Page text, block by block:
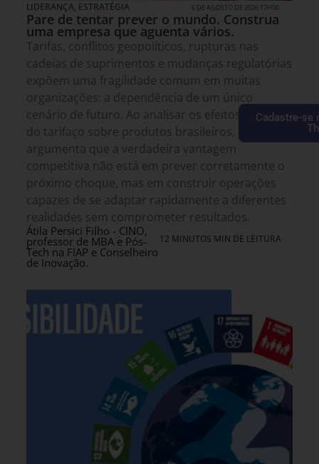
LIDERANÇA, ESTRATÉGIA 6 DE AGOSTO DE 2026 17H00
Pare de tentar prever o mundo. Construa
uma empresa que aguenta vários.
Tarifas, conflitos geopolíticos, rupturas nas
cadeias de suprimentos e mudanças regulatórias
expõem uma fragilidade comum em muitas
organizações: a dependência de um único
cenário de futuro. Ao analisar os efeitos recentes
do tarifaço sobre produtos brasileiros, o artigo
argumenta que a verdadeira vantagem
competitiva não está em prever corretamente o
próximo choque, mas em construir operações
capazes de se adaptar rapidamente a diferentes
realidades sem comprometer resultados.
Átila Persici Filho - CINO,
professor de MBA e Pós-
Tech na FIAP e Conselheiro
de Inovação.
12 MINUTOS MIN DE LEITURA
Cadastre-se